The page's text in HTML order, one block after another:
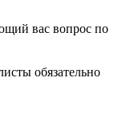
вас вопрос по
обязательно